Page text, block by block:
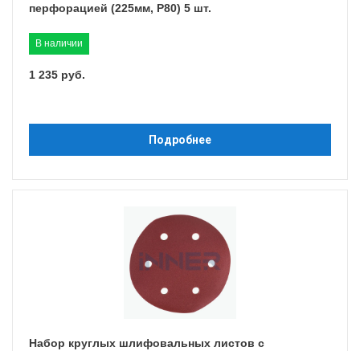
перфорацией (225мм, P80) 5 шт.
В наличии
1 235 руб.
Подробнее
Набор круглых шлифовальных листов с